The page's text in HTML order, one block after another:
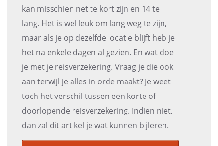
kan misschien net te kort zijn en 14 te
lang. Het is wel leuk om lang weg te zijn,
maar als je op dezelfde locatie blijft heb je
het na enkele dagen al gezien. En wat doe
je met je reisverzekering. Vraag je die ook
aan terwijl je alles in orde maakt? Je weet
toch het verschil tussen een korte of
doorlopende reisverzekering. Indien niet,
dan zal dit artikel je wat kunnen bijleren.